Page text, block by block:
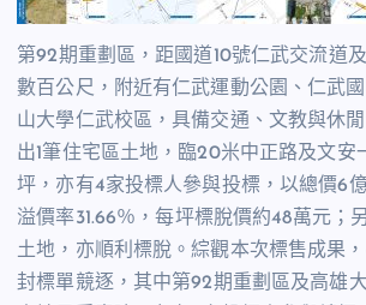
第92期重劃區，距國道10號仁武交流道
數百公尺，附近有仁武運動公園、仁武
山大學仁武校區，具備交通、文教與休
出1筆住宅區土地，臨20米中正路及文安
坪，亦有4家投標人參與投標，以總價6
溢價率31.66％，每坪標脫價約48萬元；
土地，亦順利標脫。綜觀本次標售成果
封標單競逐，其中第92期重劃區及高雄